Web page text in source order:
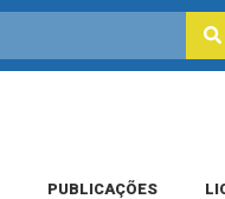
PUBLICAÇÕES